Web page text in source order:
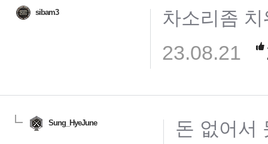
sibam3 차소리좀
23.08.21
Sung_HyeJune 돈 없어서